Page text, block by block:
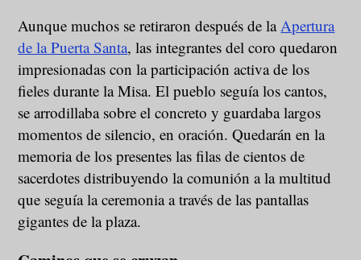
Aunque muchos se retiraron después de laApertura
de la Puerta Santa, las integrantes del coro quedaron
impresionadas con la participación activa de los
fieles durante la Misa. El pueblo seguía los cantos,
se arrodillaba sobre el concreto y guardaba largos
momentos de silencio, en oración. Quedarán en la
memoria de los presentes las filas de cientos de
sacerdotes distribuyendo la comunión a la multitud
que seguía la ceremonia a través de las pantallas
gigantes de la plaza.